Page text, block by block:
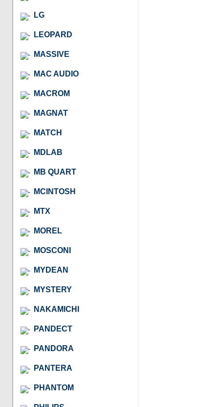
LG
LEOPARD
MASSIVE
MAC AUDIO
MACROM
MAGNAT
MATCH
MDLAB
MB QUART
MCINTOSH
MTX
MOREL
MOSCONI
MYDEAN
MYSTERY
NAKAMICHI
PANDECT
PANDORA
PANTERA
PHANTOM